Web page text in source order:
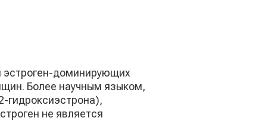
эстроген-доминирующих
Более научным языком,
гидроксиэстрона),
не является